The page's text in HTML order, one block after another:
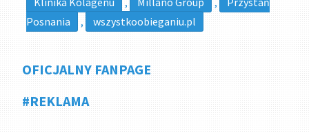
Posnania
, wszystkoobieganiu.pl
OFICJALNY FANPAGE
#REKLAMA